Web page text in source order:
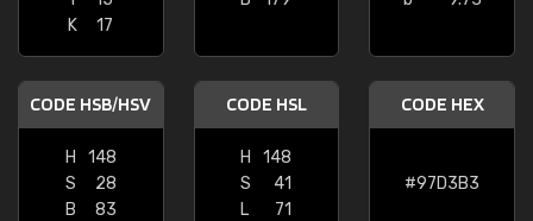
K
17
CODE HSB/HSV
H
148
S
28
B
83
CODE HSL
H
148
S
41
L
71
CODE HEX
#97D3B3